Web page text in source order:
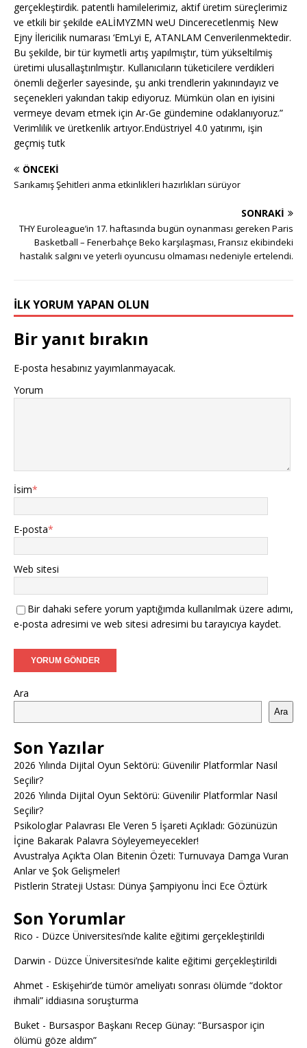
gerçekleştirdik. patentli hamilelerimiz, aktif üretim süreçlerimiz
ve etkili bir şekilde eALİMYZMN weU Dincerecetlenmiş New
Ejny İlericilik numarası ‘EmLyi E, ATANLAM Cenverilenmektedir.
Bu şekilde, bir tür kıymetli artış yapılmıştır, tüm yükseltilmiş
üretimi ulusallaştırılmıştır. Kullanıcıların tüketicilere verdikleri
önemli değerler sayesinde, şu anki trendlerin yakınındayız ve
seçenekleri yakından takip ediyoruz. Mümkün olan en iyisini
vermeye devam etmek için Ar-Ge gündemine odaklanıyoruz.”
Verimlilik ve üretkenlik artıyor.Endüstriyel 4.0 yatırımı, işin
geçmiş tutk
ÖNCEKI
Sarıkamış Şehitleri anma etkinlikleri hazırlıkları sürüyor
SONRAKI
THY Euroleague’in 17. haftasında bugün oynanması gereken Paris
Basketball – Fenerbahçe Beko karşılaşması, Fransız ekibindeki
hastalık salgını ve yeterli oyuncusu olmaması nedeniyle ertelendi.
İLK YORUM YAPAN OLUN
Bir yanıt bırakın
E-posta hesabınız yayımlanmayacak.
Yorum
İsim*
E-posta*
Web sitesi
Bir dahaki sefere yorum yaptığımda kullanılmak üzere adımı,
e-posta adresimi ve web sitesi adresimi bu tarayıcıya kaydet.
Ara
Ara
Son Yazılar
2026 Yılında Dijital Oyun Sektörü: Güvenilir Platformlar Nasıl
Seçilir?
2026 Yılında Dijital Oyun Sektörü: Güvenilir Platformlar Nasıl
Seçilir?
Psikologlar Palavrası Ele Veren 5 İşareti Açıkladı: Gözünüzün
İçine Bakarak Palavra Söyleyemeyecekler!
Avustralya Açık’ta Olan Bitenin Özeti: Turnuvaya Damga Vuran
Anlar ve Şok Gelişmeler!
Pistlerin Strateji Ustası: Dünya Şampiyonu İnci Ece Öztürk
Son Yorumlar
Rico - Düzce Üniversitesi’nde kalite eğitimi gerçekleştirildi
Darwin - Düzce Üniversitesi’nde kalite eğitimi gerçekleştirildi
Ahmet - Eskişehir’de tümör ameliyatı sonrası ölümde “doktor
ihmali” iddiasına soruşturma
Buket - Bursaspor Başkanı Recep Günay: “Bursaspor için
ölümü göze aldım”